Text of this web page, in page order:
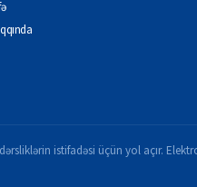
istifadəsi üçün yol açır.